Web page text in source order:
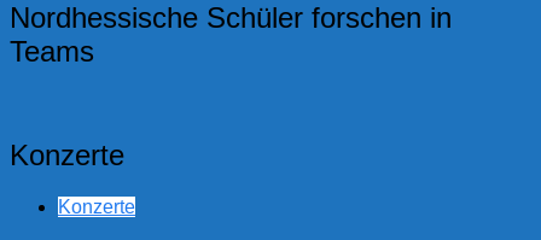
Nordhessische Schüler forschen in
Teams
Konzerte
Konzerte